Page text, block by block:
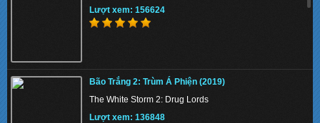
Lượt xem: 156624
Bão Trắng 2: Trùm Á Phiện (2019)
The White Storm 2: Drug Lords
Lượt xem: 136848